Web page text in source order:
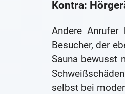
Kontra:
Andere
Besucher, der
Sauna bewusst
selbst bei